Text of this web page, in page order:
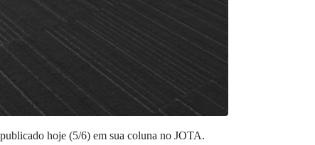
hoje (5/6) em sua coluna no JOTA.